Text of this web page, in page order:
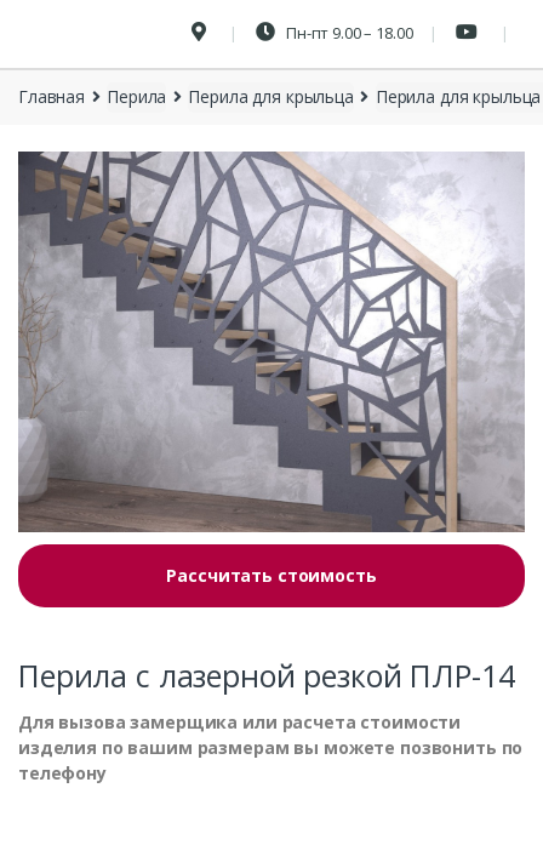
Пн-пт 9.00 – 18.00
Главная Перила Перила для крыльца Перила для
Рассчитать стоимость
Перила с лазерной резкой ПЛР-14
Для вызова замерщика или расчета стоимости
изделия по вашим размерам вы можете позвонить по
телефону